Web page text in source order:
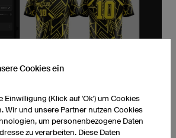
STARTEN SIE MIT DIESEM PROMPT
Cookies ein
Einwilligung (Klick auf 'Ok') um Cookies
Wir und unsere Partner nutzen Cookies
um personenbezogene Daten
zu verarbeiten. Diese Daten